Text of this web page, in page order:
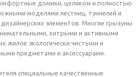
домики, целиком и полностью
моделями лестниц, туннелей и
элементов. Многие грызуны
хитрыми и активными
жилое экологически чистыми и
предметами и аксессуарами.
специальные качественные